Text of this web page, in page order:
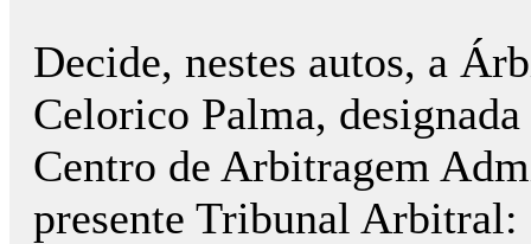
Decide, nestes autos, a
Celorico Palma,
Centro de Arbitragem
presente Tribunal Arbitral: